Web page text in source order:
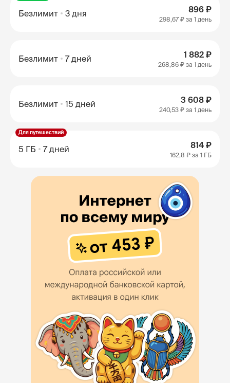
Безлимит 3 дня 896 ₽
298,67 ₽ за 1 день
Безлимит 7 дней 1 882 ₽
268,86 ₽ за 1 день
Безлимит 15 дней 3 608 ₽
240,53 ₽ за 1 день
Для путешествий
5 ГБ 7 дней 814 ₽
162,8 ₽ за 1 ГБ